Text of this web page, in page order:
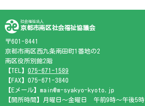
社会福祉法人
京都市南区社会福祉協議会
〒601-8441
京都市南区西九条南田町1番地の2
南区役所別館2階
【TEL】 075-671-1589
【FAX】075-671-3840
【Eメール】main@m-syakyo-kyoto.jp
【開所時間】月曜日～金曜日 午前9時～午後5時